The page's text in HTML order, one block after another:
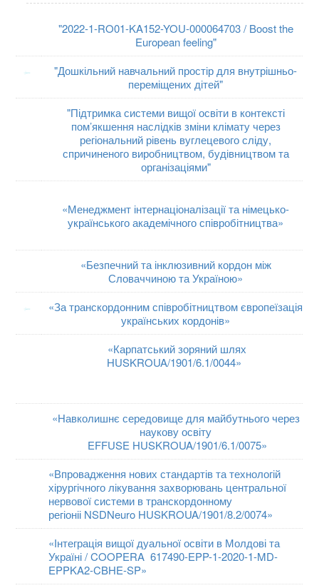
"2022-1-RO01-KA152-YOU-000064703 / Boost the
European feeling"
"Дошкільний навчальний простір для внутрішньо-
переміщених дітей"
"Підтримка системи вищої освіти в контексті
пом’якшення наслідків зміни клімату через
регіональний рівень вуглецевого сліду,
спричиненого виробництвом, будівництвом та
організаціями"
«Менеджмент інтернаціоналізації та німецько-
українського академічного співробітництва»
«Безпечний та інклюзивний кордон між
Словаччиною та Україною»
«За транскордонним співробітництвом європеїзація
українських кордонів»
«Карпатський зоряний шлях
HUSKROUA/1901/6.1/0044»
«Навколишнє середовище для майбутнього через
наукову освіту
EFFUSE HUSKROUA/1901/6.1/0075»
«Впровадження нових стандартів та технологій
хірургічного лікування захворювань центральної
нервової системи в транскордонному
регіоніі NSDNeuro HUSKROUA/1901/8.2/0074»
«Інтеграція вищої дуальної освіти в Молдові та
Україні / COOPERA 617490-EPP-1-2020-1-MD-
EPPKA2-CBHE-SP»